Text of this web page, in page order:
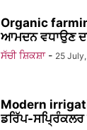
Organic
ਆਮਦਨ ਵਧਾਉਣ
ਸੱਚੀ ਸ਼ਿਕਸ਼ਾ - 25
Modern
ਡਰਿੱਪ-ਸਪ੍ਰਿੰਕਲਰ